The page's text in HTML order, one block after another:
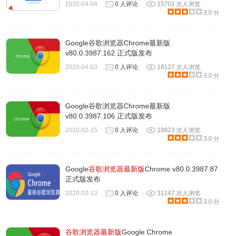
2020-04-04 0 人评论
15701 次人浏览
3.0 分
Google谷歌浏览器Chrome最新版
v80.0.3987.162 正式版发布
2020-04-03 0 人评论
18127 次人浏览
3.0 分
Google谷歌浏览器Chrome最新版
v80.0.3987.106 正式版发布
2020-02-15 0 人评论
18823 次人浏览
3.0 分
Google谷歌浏览器最新版Chrome v80.0.3987.87
正式版发布
2020-02-13 0 人评论
31147 次人浏览
3.0 分
谷歌浏览器最新版Google Chrome